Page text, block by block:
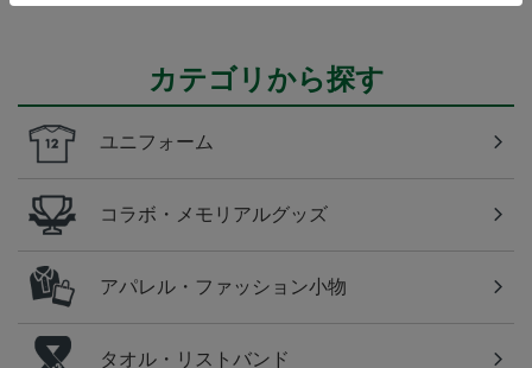
カテゴリから探す
ユニフォーム
コラボ・メモリアルグッズ
アパレル・ファッション小物
タオル・リストバンド